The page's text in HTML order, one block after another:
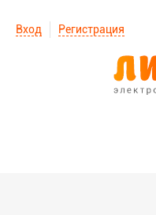
Вход Регистрация